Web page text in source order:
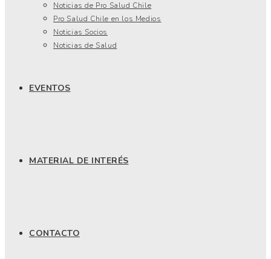
Noticias de Pro Salud Chile
Pro Salud Chile en los Medios
Noticias Socios
Noticias de Salud
EVENTOS
MATERIAL DE INTERÉS
CONTACTO